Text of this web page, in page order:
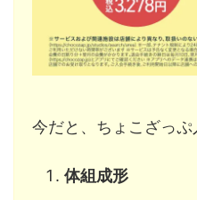
今だと、ちょこざっぷ
体組成形